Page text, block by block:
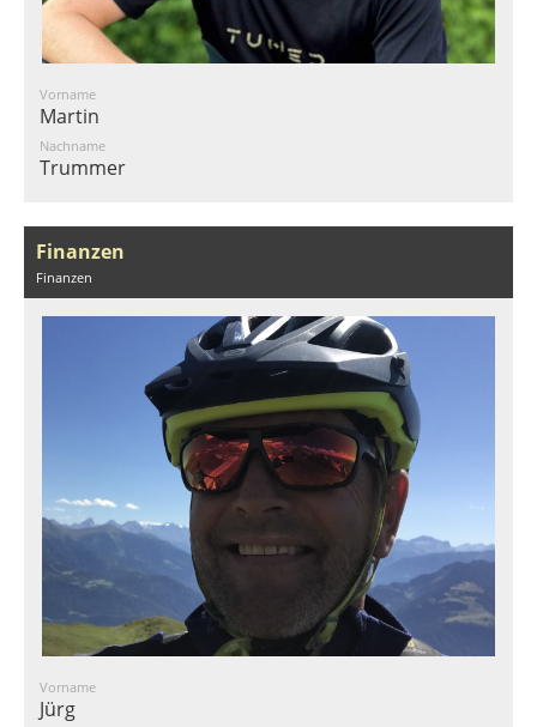
Vorname
Martin
Nachname
Trummer
Finanzen
Finanzen
Vorname
Jürg